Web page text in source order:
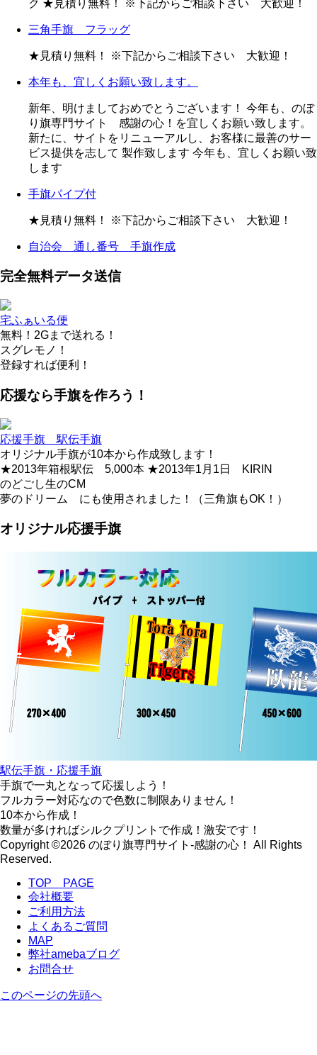
ク ★見積り無料！ ※下記からご相談下さい 大歓迎！
三角手旗 フラッグ
★見積り無料！ ※下記からご相談下さい 大歓迎！
本年も、宜しくお願い致します。
新年、明けましておめでとうございます！ 今年も、のぼ
り旗専門サイト 感謝の心！を宜しくお願い致します。
新たに、サイトをリニューアルし、お客様に最善のサー
ビス提供を志して 製作致します 今年も、宜しくお願い致
します
手旗パイプ付
★見積り無料！ ※下記からご相談下さい 大歓迎！
自治会 通し番号 手旗作成
完全無料データ送信
宅ふぁいる便
無料！2Gまで送れる！
スグレモノ！
登録すれば便利！
応援なら手旗を作ろう！
応援手旗 駅伝手旗
オリジナル手旗が10本から作成致します！
★2013年箱根駅伝 5,000本 ★2013年1月1日 KIRIN
のどごし生のCM
夢のドリーム にも使用されました！（三角旗もOK！）
オリジナル応援手旗
駅伝手旗・応援手旗
手旗で一丸となって応援しよう！
フルカラー対応なので色数に制限ありません！
10本から作成！
数量が多ければシルクプリントで作成！激安です！
Copyright ©2026 のぼり旗専門サイト-感謝の心！ All Rights
Reserved.
TOP PAGE
会社概要
ご利用方法
よくあるご質問
MAP
弊社amebaブログ
お問合せ
このページの先頭へ